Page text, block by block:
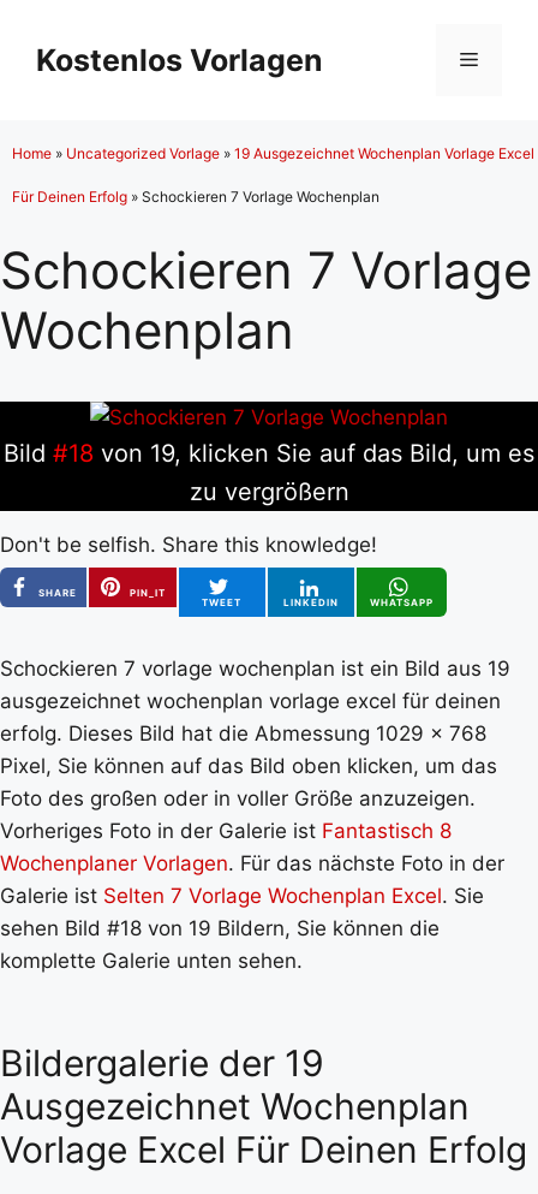
Inhalt
springen
Kostenlos Vorlagen Menü
Home » Uncategorized Vorlage » 19 Ausgezeichnet Wochenplan Vorlage Excel
Für Deinen Erfolg » Schockieren 7 Vorlage Wochenplan
Schockieren 7 Vorlage
Wochenplan
Bild #18 von 19, klicken Sie auf das Bild, um es
zu vergrößern
Don't be selfish. Share this knowledge!
SHARE
PIN_IT
TWEET
LINKEDIN WHATSAPP
Schockieren 7 vorlage wochenplan ist ein Bild aus 19
ausgezeichnet wochenplan vorlage excel für deinen
erfolg. Dieses Bild hat die Abmessung 1029 x 768
Pixel, Sie können auf das Bild oben klicken, um das
Foto des großen oder in voller Größe anzuzeigen.
Vorheriges Foto in der Galerie ist Fantastisch 8
Wochenplaner Vorlagen. Für das nächste Foto in der
Galerie ist Selten 7 Vorlage Wochenplan Excel. Sie
sehen Bild #18 von 19 Bildern, Sie können die
komplette Galerie unten sehen.
Bildergalerie der 19
Ausgezeichnet Wochenplan
Vorlage Excel Für Deinen Erfolg